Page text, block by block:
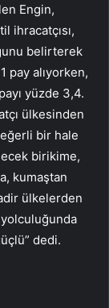
Engin,
ihracatçısı,
belirterek
pay alıyorken,
yüzde 3,4.
ülkesinden
bir hale
birikime,
kumaştan
ülkelerden
dedi.